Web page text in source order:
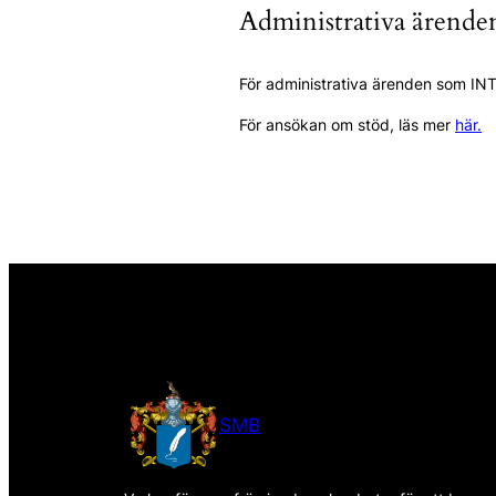
Administrativa
För administrativa ärenden som
För ansökan om stöd, läs mer här.
SMB